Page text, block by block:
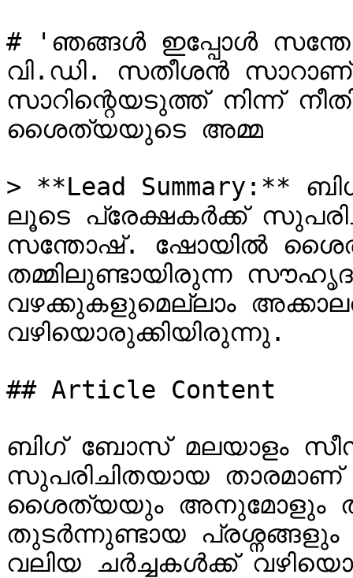
# 'ഞങ്ങൾ ഇപ്പോൾ
വി.ഡി. സതീശൻ
സാറിന്റെയടുത്ത് നിന്ന്
ശൈത്യയുടെ അമ്മ
> **Lead
ലൂടെ പ്രേക്ഷകർക്ക്
സന്തോഷ്. ഷോയിൽ
തമ്മിലുണ്ടായിരുന്ന
വഴക്കുകളുമെല്ലാം
വഴിയൊരുക്കിയിരുന്നു.
## Article Content
ബിഗ് ബോസ് മലയാളം
സുപരിചിതയായ
ശൈത്യയും അനുമോളും
തുടർന്നുണ്ടായ
വലിയ ചർച്ചകൾക്ക്